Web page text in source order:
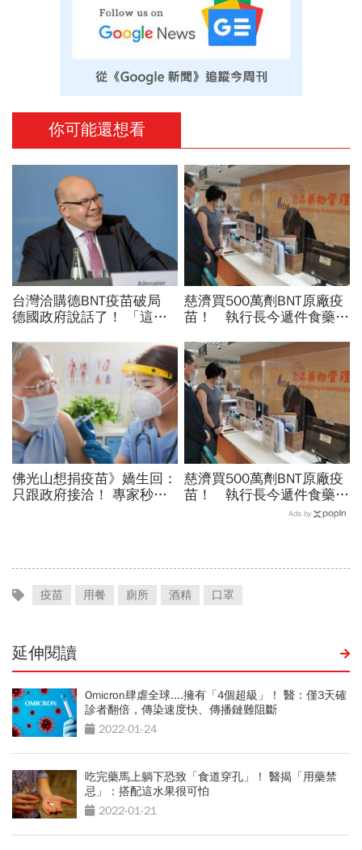
你可能還想看
台灣洽購德BNT疫苗破局
德國政府說話了！ 「這部
台積電及疫苗
慈濟買500萬劑BNT原廠疫
苗！ 執行長今遞件食藥署
佛光山想捐疫苗》嬌生回：
只跟政府接洽！ 專家秒解
慈濟買500萬劑BNT原廠疫
苗！ 執行長今遞件食藥署
Ads by
疫苗 用餐 廁所 酒精 口罩
延伸閱讀
Omicron肆虐全球....擁有「4個超級」！ 醫：僅3天確
診者翻倍，傳染速度快、傳播鏈難阻斷
2022-01-24
吃完藥馬上躺下恐致「食道穿孔」！ 醫揭「用藥禁
忌」：搭配這水果很可怕
2022-01-21